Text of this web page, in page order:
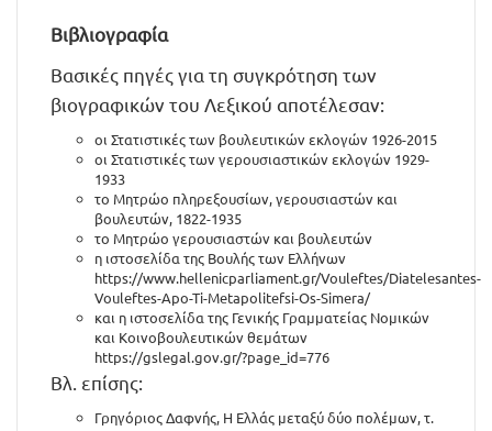
Βιβλιογραφία
Βασικές πηγές για τη συγκρότηση των
βιογραφικών του Λεξικού αποτέλεσαν:
οι Στατιστικές των βουλευτικών εκλογών 1926-2015
οι Στατιστικές των γερουσιαστικών εκλογών 1929-
1933
το Μητρώο πληρεξουσίων, γερουσιαστών και
βουλευτών, 1822-1935
το Μητρώο γερουσιαστών και βουλευτών
η ιστοσελίδα της Βουλής των Ελλήνων
https://www.hellenicparliament.gr/Vouleftes/Diatelesantes-
Vouleftes-Apo-Ti-Metapolitefsi-Os-Simera/
και η ιστοσελίδα της Γενικής Γραμματείας Νομικών
και Κοινοβουλευτικών θεμάτων
https://gslegal.gov.gr/?page_id=776
Βλ. επίσης:
Γρηγόριος Δαφνής, Η Ελλάς μεταξύ δύο πολέμων, τ.